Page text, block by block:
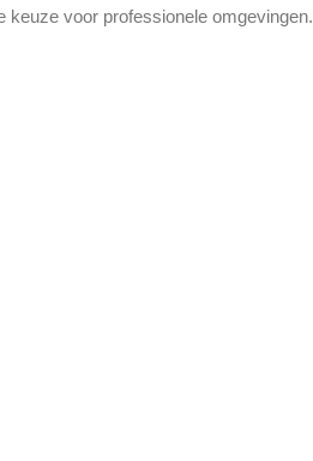
keuze voor professionele omgevingen.